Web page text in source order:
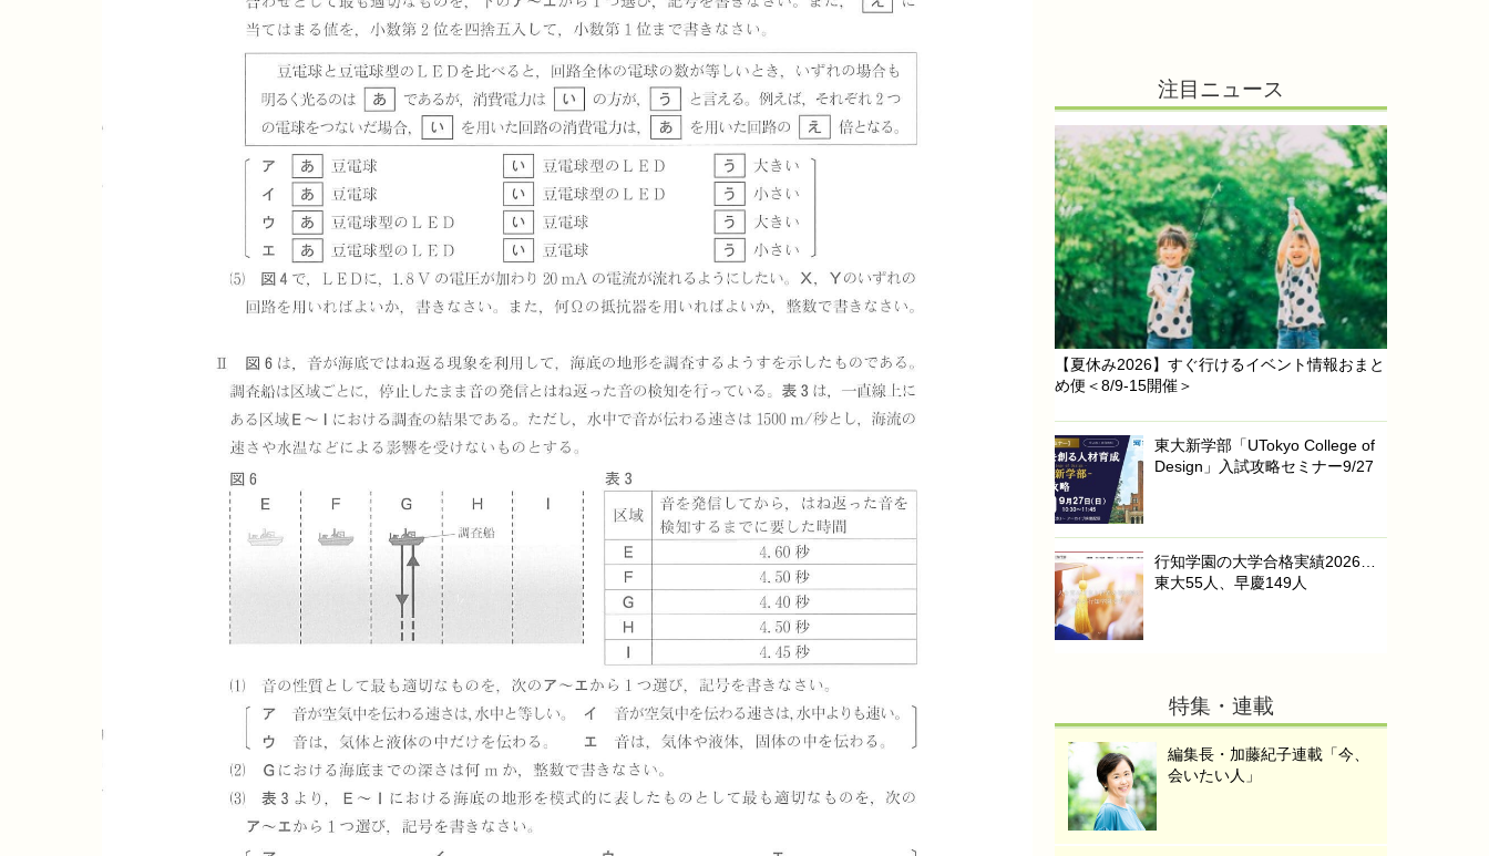
注目ニュース
【夏休み2026】すぐ行けるイベント情報おまと
め便＜8/9-15開催＞
東大新学部「UTokyo College of
Design」入試攻略セミナー9/27
行知学園の大学合格実績2026…
東大55人、早慶149人
特集・連載
編集長・加藤紀子連載「今、
会いたい人」